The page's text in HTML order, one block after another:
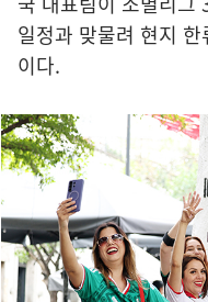
일정과 맞물려 현지
이다.